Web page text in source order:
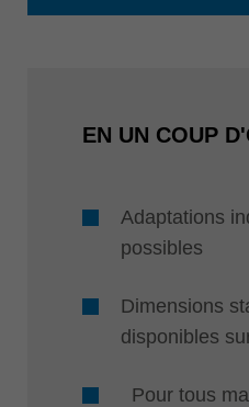
EN UN COUP
Adaptations
possibles
Dimensions
disponibles
Pour tous